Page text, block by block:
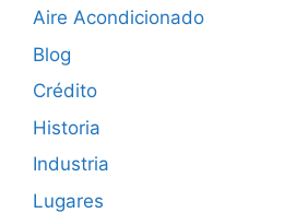
Aire Acondicionado
Blog
Crédito
Historia
Industria
Lugares